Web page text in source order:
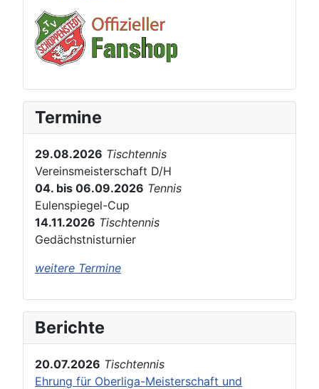
Termine
29.08.2026 Tischtennis
Vereinsmeisterschaft D/H
04. bis 06.09.2026 Tennis
Eulenspiegel-Cup
14.11.2026 Tischtennis
Gedächstnisturnier
weitere Termine
Berichte
20.07.2026 Tischtennis
Ehrung für Oberliga-Meisterschaft und